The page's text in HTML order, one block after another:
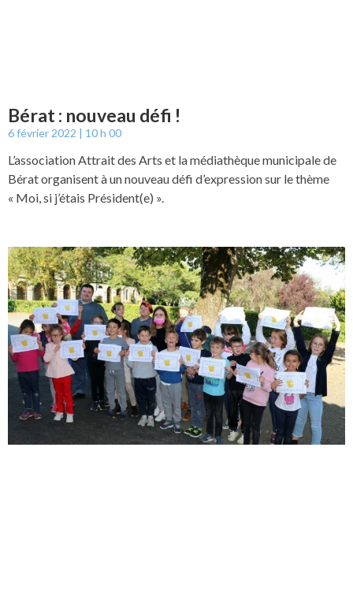
Bérat : nouveau défi !
6 février 2022 10 h 00
L’association Attrait des Arts et la médiathèque municipale de
Bérat organisent à un nouveau défi d’expression sur le thème
« Moi, si j’étais Président(e) ».